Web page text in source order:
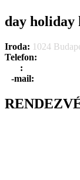
day holiday
Iroda: 1024
Telefon:
:
-mail: